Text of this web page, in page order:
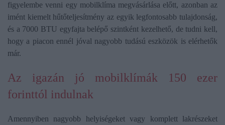
figyelembe venni egy mobilklíma megvásárlása előtt, azonban az
imént kiemelt hűtőteljesítmény az egyik legfontosabb tulajdonság,
és a 7000 BTU egyfajta belépő szintként kezelhető, de tudni kell,
hogy a piacon ennél jóval nagyobb tudású eszközök is elérhetők
már.
Az igazán jó mobilklímák 150 ezer
forinttól indulnak
Amennyiben nagyobb helyiségeket vagy komplett lakrészeket